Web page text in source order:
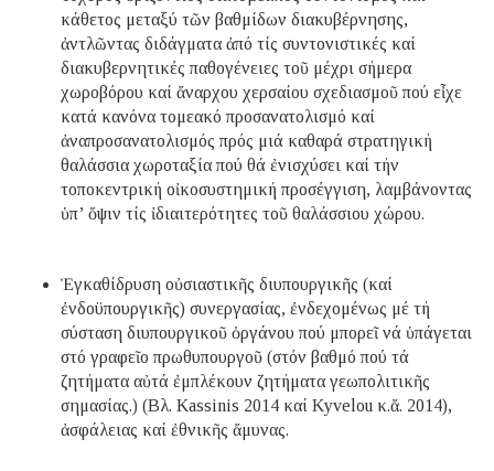
κάθετος μεταξύ τῶν βαθμίδων διακυβέρνησης,
ἀντλῶντας διδάγματα ἀπό τίς συντονιστικές καί
διακυβερνητικές παθογένειες τοῦ μέχρι σήμερα
χωροβόρου καί ἄναρχου χερσαίου σχεδιασμοῦ πού εἶχε
κατά κανόνα τομεακό προσανατολισμό καί
ἀναπροσανατολισμός πρός μιά καθαρά στρατηγική
θαλάσσια χωροταξία πού θά ἐνισχύσει καί τήν
τοποκεντρική οἰκοσυστημική προσέγγιση, λαμβάνοντας
ὑπ’ ὄψιν τίς ἰδιαιτερότητες τοῦ θαλάσσιου χώρου.
Ἐγκαθίδρυση οὐσιαστικῆς διυπουργικῆς (καί
ἐνδοϋπουργικῆς) συνεργασίας, ἐνδεχομένως μέ τή
σύσταση διυπουργικοῦ ὀργάνου πού μπορεῖ νά ὑπάγεται
στό γραφεῖο πρωθυπουργοῦ (στόν βαθμό πού τά
ζητήματα αὐτά ἐμπλέκουν ζητήματα γεωπολιτικῆς
σημασίας.) (Βλ. Kassinis 2014 καί Kyvelou κ.ἄ. 2014),
ἀσφάλειας καί ἐθνικῆς ἄμυνας.